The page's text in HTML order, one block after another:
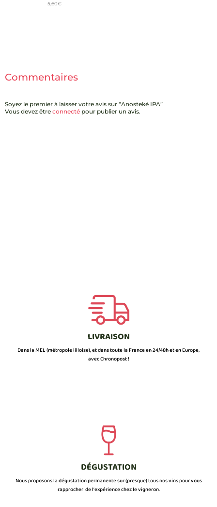
5,60€
Commentaires
Soyez le premier à laisser votre avis sur “Anosteké IPA”
Vous devez être connecté pour publier un avis.
LIVRAISON
Dans la MEL (métropole lilloise), et dans toute la France en 24/48h et en Europe,
avec Chronopost !
DÉGUSTATION
Nous proposons la dégustation permanente sur (presque) tous nos vins pour vous
rapprocher de l’expérience chez le vigneron.